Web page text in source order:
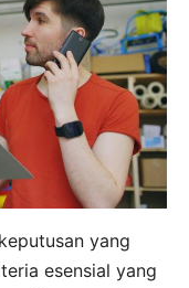
yang
esensial yang